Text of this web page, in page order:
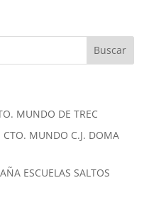
MUNDO DE TREC
CTO. MUNDO C.J. DOMA
ESCUELAS SALTOS